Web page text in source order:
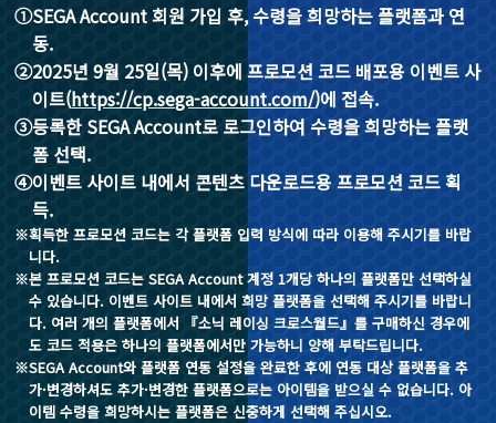
①SEGA Account 회원 가입 후, 수령을 희망하는 플랫폼과 연
동.
②2025년 9월 25일(목) 이후에 프로모션 코드 배포용 이벤트 사
이트(https://cp.sega-account.com/)에 접속.
③등록한 SEGA Account로 로그인하여 수령을 희망하는 플랫
폼 선택.
④이벤트 사이트 내에서 콘텐츠 다운로드용 프로모션 코드 획
득.
※획득한 프로모션 코드는 각 플랫폼 입력 방식에 따라 이용해 주시기를 바랍
니다.
※본 프로모션 코드는 SEGA Account 계정 1개당 하나의 플랫폼만 선택하실
수 있습니다. 이벤트 사이트 내에서 희망 플랫폼을 선택해 주시기를 바랍니
다. 여러 개의 플랫폼에서 『소닉 레이싱 크로스월드』를 구매하신 경우에
도 코드 적용은 하나의 플랫폼에서만 가능하니 양해 부탁드립니다.
※SEGA Account와 플랫폼 연동 설정을 완료한 후에 연동 대상 플랫폼을 추
가·변경하셔도 추가·변경한 플랫폼으로는 아이템을 받으실 수 없습니다. 아
이템 수령을 희망하시는 플랫폼은 신중하게 선택해 주십시오.